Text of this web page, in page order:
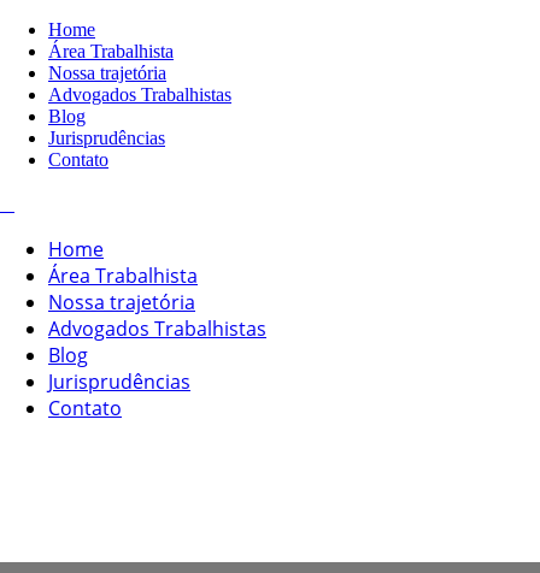
Home
Área Trabalhista
Nossa trajetória
Advogados Trabalhistas
Blog
Jurisprudências
Contato
Home
Área Trabalhista
Nossa trajetória
Advogados Trabalhistas
Blog
Jurisprudências
Contato